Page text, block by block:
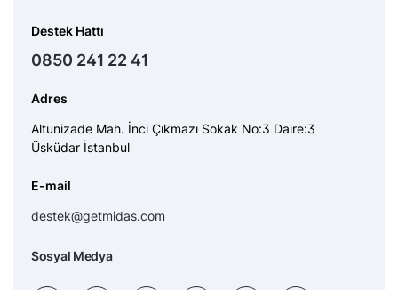
Destek Hattı
0850 241 22 41
Adres
Altunizade Mah. İnci Çıkmazı Sokak No:3 Daire:3
Üsküdar İstanbul
E-mail
destek@getmidas.com
Sosyal Medya